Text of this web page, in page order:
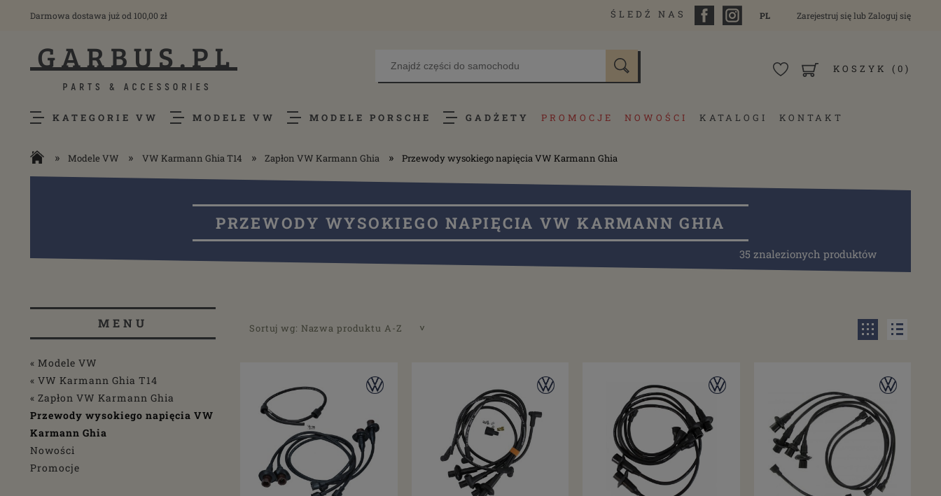
Darmowa dostawa już od 100,00 zł ŚLEDŹ NAS PL Zarejestruj sięlub Zaloguj się
KOSZYK (0)
KATEGORIE VW MODELE VW MODELE PORSCHE GADŻETY PROMOCJE NOWOŚCI KATALOGI KONTAKT
» Modele VW » VW Karmann Ghia T14 » Zapłon VW Karmann Ghia » Przewody wysokiego napięcia VW Karmann Ghia
PRZEWODY WYSOKIEGO NAPIĘCIA VW KARMANN GHIA
35 znalezionych produktów
MENU
« Modele VW
« VW Karmann Ghia T14
« Zapłon VW Karmann Ghia
Przewody wysokiego napięcia VW
Karmann Ghia
Nowości
Promocje
Sortuj wg: Nazwa produktu A-Z